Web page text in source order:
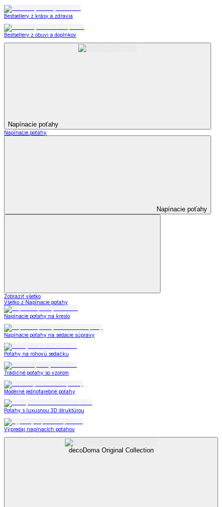
Bestsellery z krásy a zdravia
Bestsellery z obuvi a doplnkov
Napínacie poťahy
Napínacie poťahy
Napínacie poťahy
Zobraziť všetko
Všetko z Napínacie poťahy
Napínacie poťahy na kreslo
Napínacie poťahy na sedacie súpravy
Poťahy na rohovú sedačku
Tradičné poťahy so vzorom
Moderné jednofarebné poťahy
Poťahy s luxusnou 3D štruktúrou
Výpredaj napínacích poťahov
decoDoma Original Collection